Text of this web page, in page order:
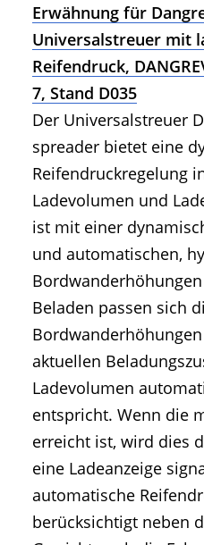
Erwähnung für
Universalstreuer mit
Reifendruck,
7, Stand D035
Der Universalstreuer
spreader bietet eine
Reifendruckregelung
Ladevolumen und
ist mit einer
und automatischen,
Beladen passen sich
aktuellen
Ladevolumen
entspricht. Wenn die
erreicht ist, wird dies
eine Ladeanzeige
automatische
berücksichtigt neben